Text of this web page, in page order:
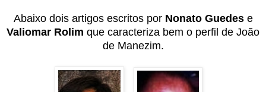
Abaixo dois artigos escritos por Nonato Guedese
Valiomar Rolim que caracteriza bem o perfil de João
de Manezim.